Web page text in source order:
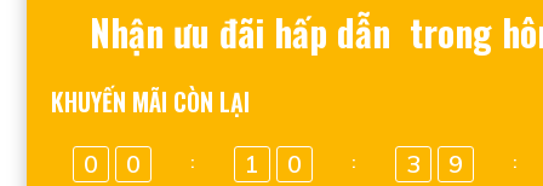
Nhận ưu đãi hấp dẫn trong
KHUYẾN MÃI CÒN LẠI
0 0 : 1 0 : 3 9 :